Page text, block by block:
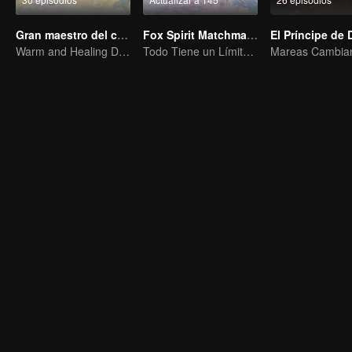
Gran maestro del cultivo demoníaco Q
Warm and Healing Daily Life
Fox Spirit Matchmaker
Todo Tiene un Límite, Excepto el Amor y el Odio